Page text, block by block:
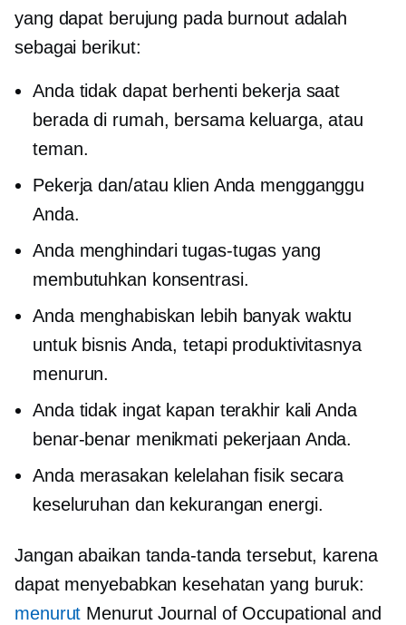
yang dapat berujung pada burnout adalah
sebagai berikut:
Anda tidak dapat berhenti bekerja saat
berada di rumah, bersama keluarga, atau
teman.
Pekerja dan/atau klien Anda mengganggu
Anda.
Anda menghindari tugas-tugas yang
membutuhkan konsentrasi.
Anda menghabiskan lebih banyak waktu
untuk bisnis Anda, tetapi produktivitasnya
menurun.
Anda tidak ingat kapan terakhir kali Anda
benar-benar menikmati pekerjaan Anda.
Anda merasakan kelelahan fisik secara
keseluruhan dan kekurangan energi.
Jangan abaikan tanda-tanda tersebut, karena
dapat menyebabkan kesehatan yang buruk:
menurut Menurut Journal of Occupational and